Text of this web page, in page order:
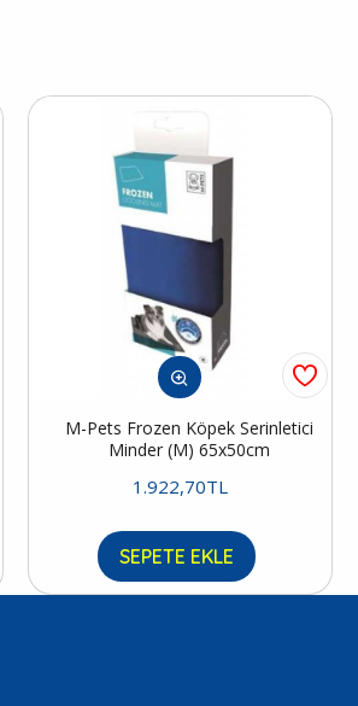
M-Pets Frozen Köpek Serinletici
Minder (M) 65x50cm
1.922,70TL
SEPETE EKLE